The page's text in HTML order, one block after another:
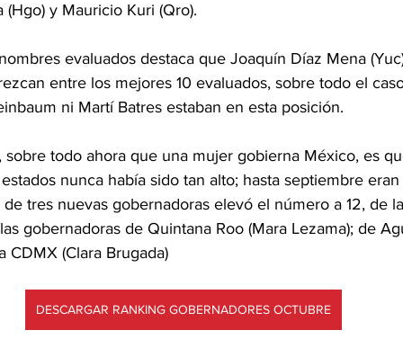
(Hgo) y Mauricio Kuri (Qro).
evaluados destaca que Joaquín Díaz Mena
entre los mejores 10 evaluados, sobre todo el
ni Martí Batres estaban en esta posición.
sobre todo ahora que una mujer gobierna México, es
nunca había sido tan alto; hasta septiembre
tres nuevas gobernadoras elevó el número a 12, de
gobernadoras de Quintana Roo (Mara Lezama); de
CDMX (Clara Brugada)
DESCARGAR RANKING GOBERNADORES OCTUBRE